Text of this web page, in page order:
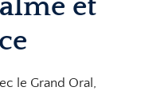
et
le Grand Oral,